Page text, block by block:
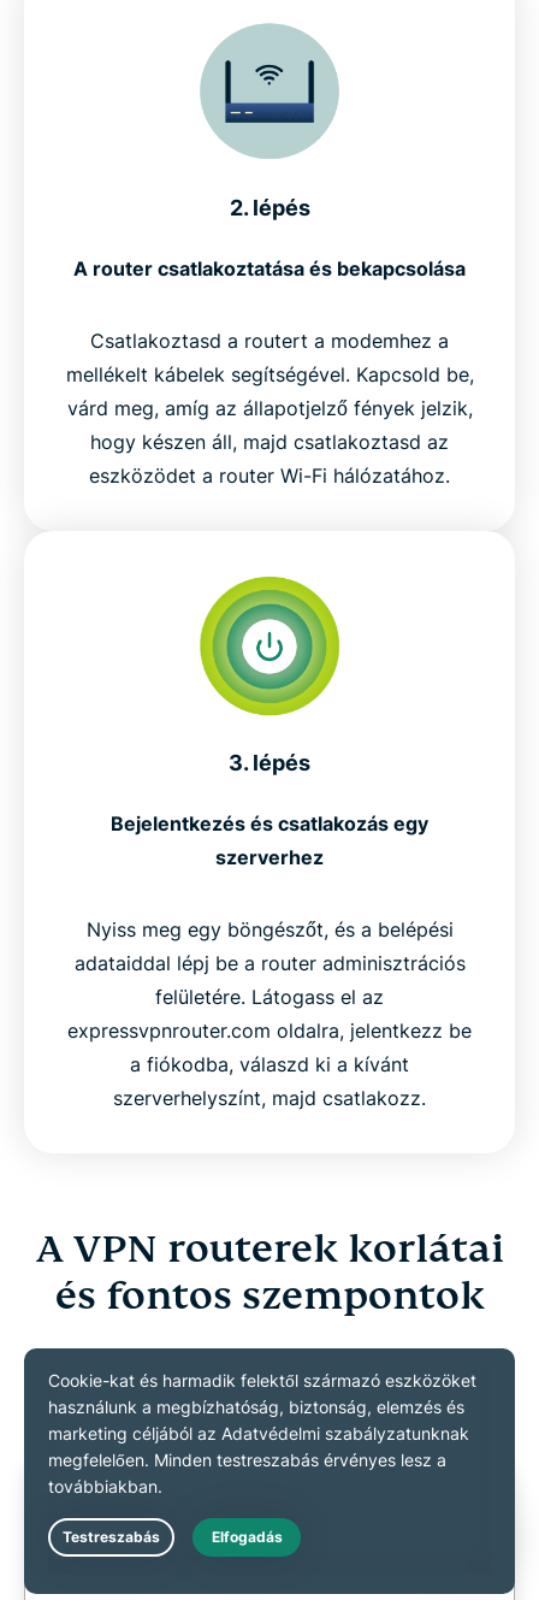
2. lépés
A router csatlakoztatása és bekapcsolása
Csatlakoztasd a routert a modemhez a
mellékelt kábelek segítségével. Kapcsold be,
várd meg, amíg az állapotjelző fények jelzik,
hogy készen áll, majd csatlakoztasd az
eszközödet a router Wi-Fi hálózatához.
3. lépés
Bejelentkezés és csatlakozás egy
szerverhez
Nyiss meg egy böngészőt, és a belépési
adataiddal lépj be a router adminisztrációs
felületére. Látogass el az
expressvpnrouter.com oldalra, jelentkezz be
a fiókodba, válaszd ki a kívánt
szerverhelyszínt, majd csatlakozz.
A VPN routerek korlátai
és fontos szempontok
használatáról